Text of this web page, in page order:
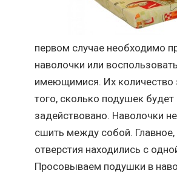
первом случае необходимо
наволочки или
имеющимися. Их количество
того, сколько подушек будет
задействовано. Наволочки
сшить между собой.
отверстия находились с
Просовываем подушки в